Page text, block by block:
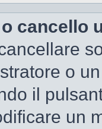
cancello
o
il
un